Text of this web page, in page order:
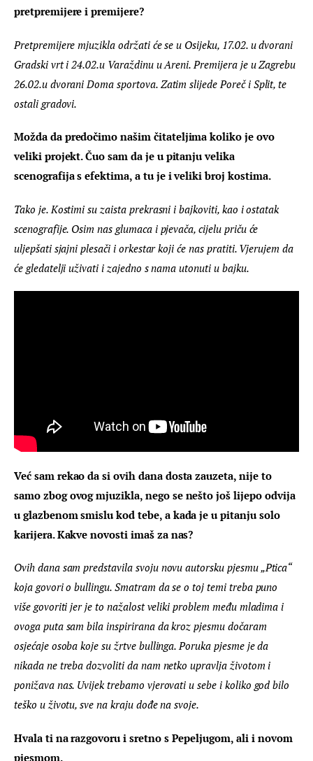
pretpremijere i premijere?
Pretpremijere mjuzikla održati će se u Osijeku, 17.02. u dvorani
Gradski vrt i 24.02.u Varaždinu u Areni. Premijera je u Zagrebu
26.02.u dvorani Doma sportova. Zatim slijede Poreč i Split, te
ostali gradovi.
Možda da predočimo našim čitateljima koliko je ovo
veliki projekt. Čuo sam da je u pitanju velika
scenografija s efektima, a tu je i veliki broj kostima.
Tako je. Kostimi su zaista prekrasni i bajkoviti, kao i ostatak
scenografije. Osim nas glumaca i pjevača, cijelu priču će
uljepšati sjajni plesači i orkestar koji će nas pratiti. Vjerujem da
će gledatelji uživati i zajedno s nama utonuti u bajku.
Već sam rekao da si ovih dana dosta zauzeta, nije to
samo zbog ovog mjuzikla, nego se nešto još lijepo odvija
u glazbenom smislu kod tebe, a kada je u pitanju solo
karijera. Kakve novosti imaš za nas?
Ovih dana sam predstavila svoju novu autorsku pjesmu „Ptica“
koja govori o bullingu. Smatram da se o toj temi treba puno
više govoriti jer je to nažalost veliki problem među mladima i
ovoga puta sam bila inspirirana da kroz pjesmu dočaram
osjećaje osoba koje su žrtve bullinga. Poruka pjesme je da
nikada ne treba dozvoliti da nam netko upravlja životom i
ponižava nas. Uvijek trebamo vjerovati u sebe i koliko god bilo
teško u životu, sve na kraju dođe na svoje.
Hvala ti na razgovoru i sretno s Pepeljugom, ali i novom
pjesmom.